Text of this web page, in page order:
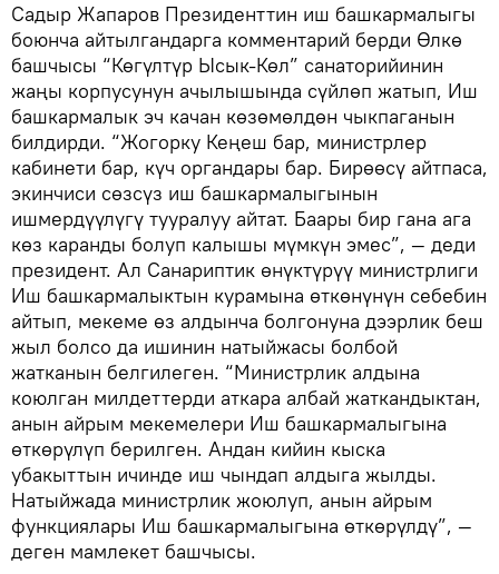
Садыр Жапаров Президенттин иш башкармалыгы
боюнча айтылгандарга комментарий берди Өлкө
башчысы “Көгүлтүр Ысык-Көл” санаторийинин
жаңы корпусунун ачылышында сүйлөп жатып, Иш
башкармалык эч качан көзөмөлдөн чыкпаганын
билдирди. “Жогорку Кеңеш бар, министрлер
кабинети бар, күч органдары бар. Бирөөсү айтпаса,
экинчиси сөзсүз иш башкармалыгынын
ишмердүүлүгү тууралуу айтат. Баары бир гана ага
көз каранды болуп калышы мүмкүн эмес”, — деди
президент. Ал Санариптик өнүктүрүү министрлиги
Иш башкармалыктын курамына өткөнүнүн себебин
айтып, мекеме өз алдынча болгонуна дээрлик беш
жыл болсо да ишинин натыйжасы болбой
жатканын белгилеген. “Министрлик алдына
коюлган милдеттерди аткара албай жаткандыктан,
анын айрым мекемелери Иш башкармалыгына
өткөрүлүп берилген. Андан кийин кыска
убакыттын ичинде иш чындап алдыга жылды.
Натыйжада министрлик жоюлуп, анын айрым
функциялары Иш башкармалыгына өткөрүлдү”, —
деген мамлекет башчысы.